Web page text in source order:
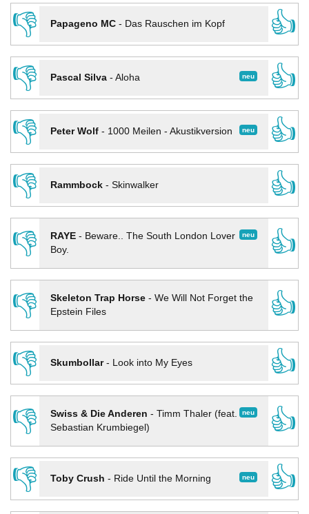
👎
Papageno MC- Das Rauschen im Kopf
👍
👎
neu
Pascal Silva- Aloha
👍
👎
neu
Peter Wolf- 1000 Meilen - Akustikversion
👍
👎
Rammbock- Skinwalker
👍
👎
neu
RAYE- Beware.. The South London Lover
Boy.
👍
👎 Skeleton Trap Horse- We Will Not Forget the
Epstein Files
👍
👎
Skumbollar- Look into My Eyes
👍
👎
neu
Swiss & Die Anderen - Timm Thaler (feat.
Sebastian Krumbiegel)
👍
👎
neu
Toby Crush - Ride Until the Morning
👍